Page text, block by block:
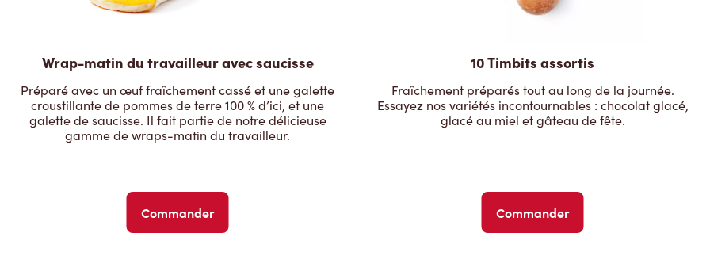
Wrap-matin du travailleur avec saucisse
Préparé avec un œuf fraîchement cassé et une galette
croustillante de pommes de terre 100 % d’ici, et une
galette de saucisse. Il fait partie de notre délicieuse
gamme de wraps-matin du travailleur.
Commander
10 Timbits assortis
Fraîchement préparés tout au long de la journée.
Essayez nos variétés incontournables : chocolat glacé,
glacé au miel et gâteau de fête.
Commander